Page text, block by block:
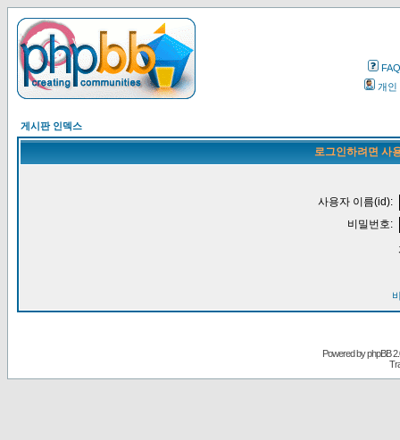
FAQ
개인
게시판 인덱스
로그인하려면 사
사용자 이름(id):
비밀번호:
Powered byphpBB